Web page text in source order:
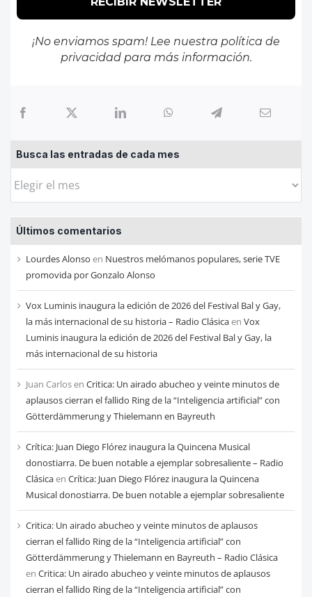
¡No enviamos spam! Lee nuestra política de
privacidadpara más información.
Busca las entradas de cada mes
Busca
entradas
de
cada
mes
Últimos comentarios
Lourdes Alonso en Nuestros melómanos populares, serie TVE
promovida por Gonzalo Alonso
Vox Luminis inaugura la edición de 2026 del Festival Bal y Gay,
la más internacional de su historia – Radio Clásicaen Vox
Luminis inaugura la edición de 2026 del Festival Bal y Gay, la
más internacional de su historia
Juan Carlosen Critica: Un airado abucheo y veinte minutos de
aplausos cierran el fallido Ring de la “Inteligencia artificial” con
Götterdämmerung y Thielemann en Bayreuth
Crítica: Juan Diego Flórez inaugura la Quincena Musical
donostiarra. De buen notable a ejemplar sobresaliente – Radio
Clásicaen Crítica: Juan Diego Flórez inaugura la Quincena
Musical donostiarra. De buen notable a ejemplar sobresaliente
Critica: Un airado abucheo y veinte minutos de aplausos
cierran el fallido Ring de la “Inteligencia artificial” con
Götterdämmerung y Thielemann en Bayreuth – Radio Clásica
en Critica: Un airado abucheo y veinte minutos de aplausos
cierran el fallido Ring de la “Inteligencia artificial” con